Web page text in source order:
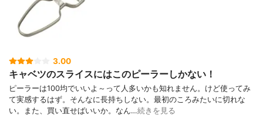
3.00
キャベツのスライスにはこのピーラーしかない！
ピーラーは100均でいいよ～って人多いかも知れません。けど使ってみ
て実感するはず。そんなに長持ちしない。最初のころみたいに切れな
い。また、買い直せばいいか。なん…続きを見る